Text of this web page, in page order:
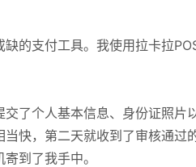
的支付工具。我使用拉卡拉
了个人基本信息、身份证照片
快，第二天就收到了审核通过
到了我手中。